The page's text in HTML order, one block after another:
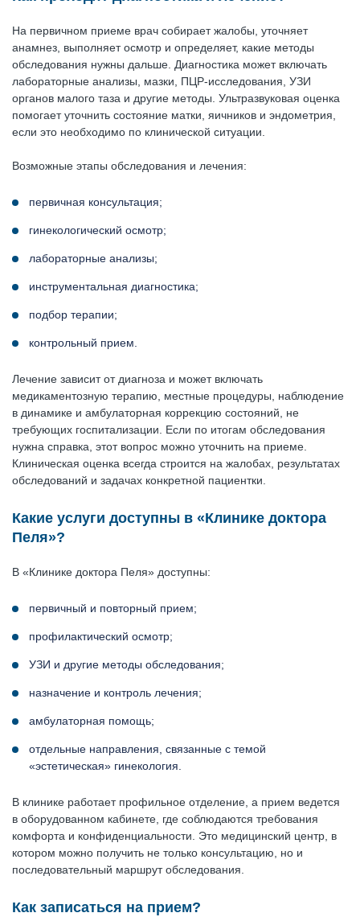
На первичном приеме врач собирает жалобы, уточняет
анамнез, выполняет осмотр и определяет, какие методы
обследования нужны дальше. Диагностика может включать
лабораторные анализы, мазки, ПЦР-исследования, УЗИ
органов малого таза и другие методы. Ультразвуковая оценка
помогает уточнить состояние матки, яичников и эндометрия,
если это необходимо по клинической ситуации.
Возможные этапы обследования и лечения:
первичная консультация;
гинекологический осмотр;
лабораторные анализы;
инструментальная диагностика;
подбор терапии;
контрольный прием.
Лечение зависит от диагноза и может включать
медикаментозную терапию, местные процедуры, наблюдение
в динамике и амбулаторная коррекцию состояний, не
требующих госпитализации. Если по итогам обследования
нужна справка, этот вопрос можно уточнить на приеме.
Клиническая оценка всегда строится на жалобах, результатах
обследований и задачах конкретной пациентки.
Какие услуги доступны в «Клинике доктора
Пеля»?
В «Клинике доктора Пеля» доступны:
первичный и повторный прием;
профилактический осмотр;
УЗИ и другие методы обследования;
назначение и контроль лечения;
амбулаторная помощь;
отдельные направления, связанные с темой
«эстетическая» гинекология.
В клинике работает профильное отделение, а прием ведется
в оборудованном кабинете, где соблюдаются требования
комфорта и конфиденциальности. Это медицинский центр, в
котором можно получить не только консультацию, но и
последовательный маршрут обследования.
Как записаться на прием?